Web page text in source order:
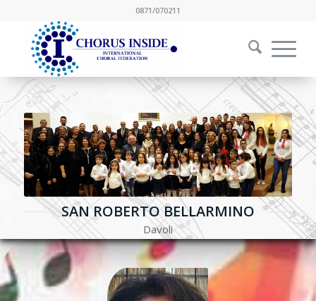
0871/070211
SAN ROBERTO BELLARMINO
Davoli